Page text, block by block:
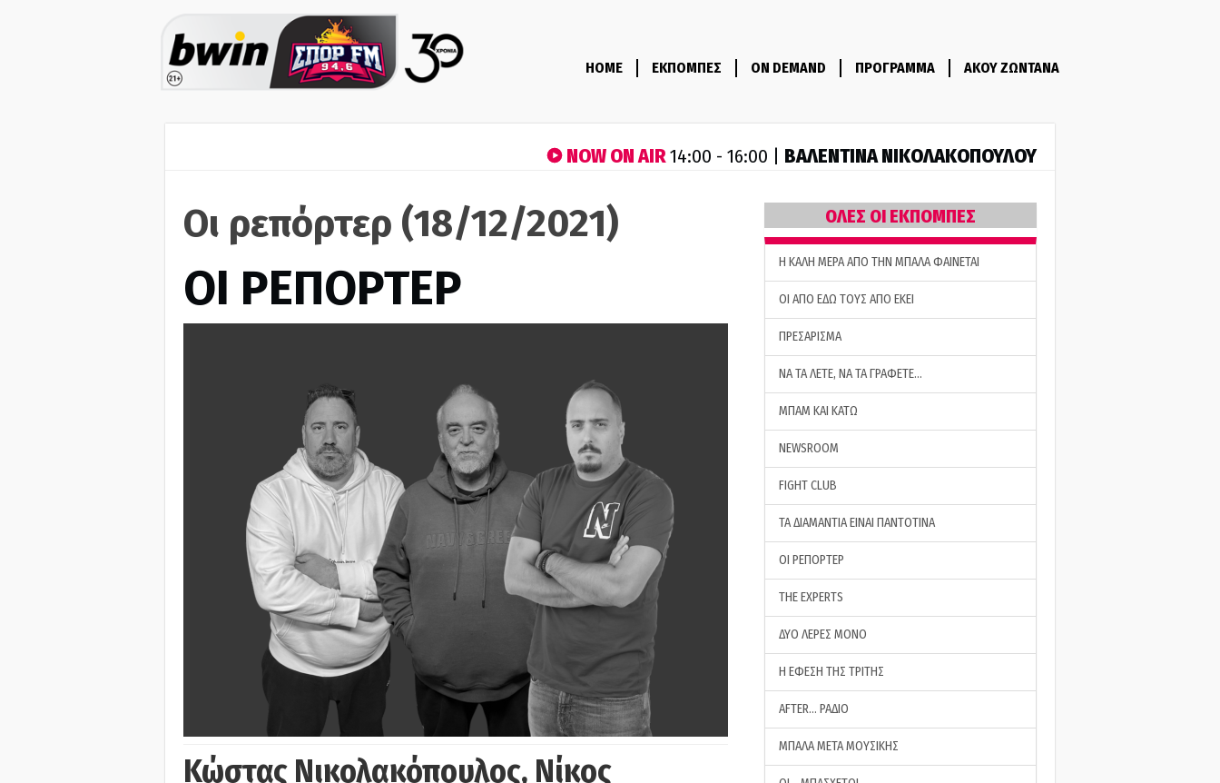
HOME ΕΚΠΟΜΠΕΣ ON DEMAND ΠΡΟΓΡΑΜΜΑ ΑΚΟΥ ΖΩΝΤΑΝΑ
NOW ON AIR14:00 - 16:00 | ΒΑΛΕΝΤΙΝΑ ΝΙΚΟΛΑΚΟΠΟΥΛΟΥ
Οι ρεπόρτερ (18/12/2021)
ΟΙ ΡΕΠΟΡΤΕΡ
Κώστας Νικολακόπουλος, Νίκος
ΟΛΕΣ ΟΙ ΕΚΠΟΜΠΕΣ
H ΚΑΛΗ ΜΕΡΑ ΑΠΟ ΤΗΝ ΜΠΑΛΑ ΦΑΙΝΕΤΑΙ
ΟΙ ΑΠΟ ΕΔΩ ΤΟΥΣ ΑΠΟ ΕΚΕΙ
ΠΡΕΣΑΡΙΣΜΑ
ΝΑ ΤΑ ΛΕΤΕ, ΝΑ ΤΑ ΓΡΑΦΕΤΕ…
ΜΠΑΜ ΚΑΙ ΚΑΤΩ
NEWSROOM
FIGHT CLUB
ΤΑ ΔΙΑΜΑΝΤΙΑ ΕΙΝΑΙ ΠΑΝΤΟΤΙΝΑ
ΟΙ ΡΕΠΟΡΤΕΡ
THE EXPERTS
ΔΥΟ ΛΕΡΕΣ ΜΟΝΟ
Η ΕΦΕΣΗ ΤΗΣ ΤΡΙΤΗΣ
AFTER… ΡΑΔΙΟ
ΜΠΑΛΑ ΜΕΤΑ ΜΟΥΣΙΚΗΣ